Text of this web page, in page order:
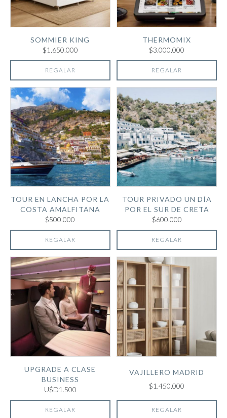
SOMMIER KING
$1.650.000
REGALAR
THERMOMIX
$3.000.000
REGALAR
TOUR EN LANCHA POR LA
COSTA AMALFITANA
$500.000
REGALAR
TOUR PRIVADO UN DÍA
POR EL SUR DE CRETA
$600.000
REGALAR
UPGRADE A CLASE
BUSINESS
U$D1.500
REGALAR
VAJILLERO MADRID
$1.450.000
REGALAR